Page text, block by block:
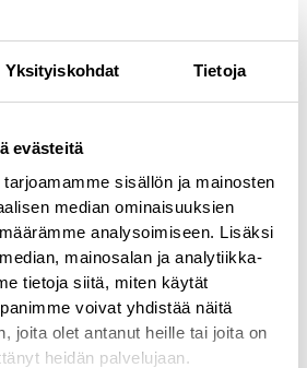
Yksityiskohdat Tietoja
evästeitä
sisällön ja mainosten
median ominaisuuksien
analysoimiseen. Lisäksi
mainosalan ja analytiikka-
tietoja siitä, miten käytät
voivat yhdistää näitä
joita olet antanut heille tai joita on
heidän palvelujaan.
jäätyminen